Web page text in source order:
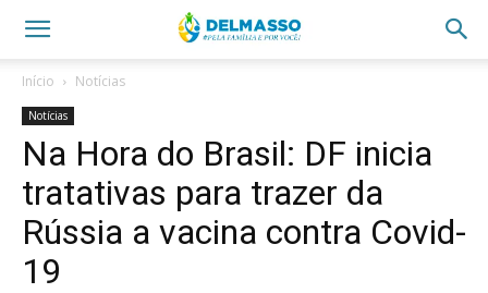
Início Notícias
Notícias
Na Hora do Brasil: DF inicia
tratativas para trazer da
Rússia a vacina contra Covid-
19